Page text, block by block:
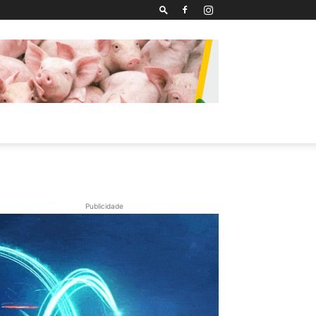
Publicidade